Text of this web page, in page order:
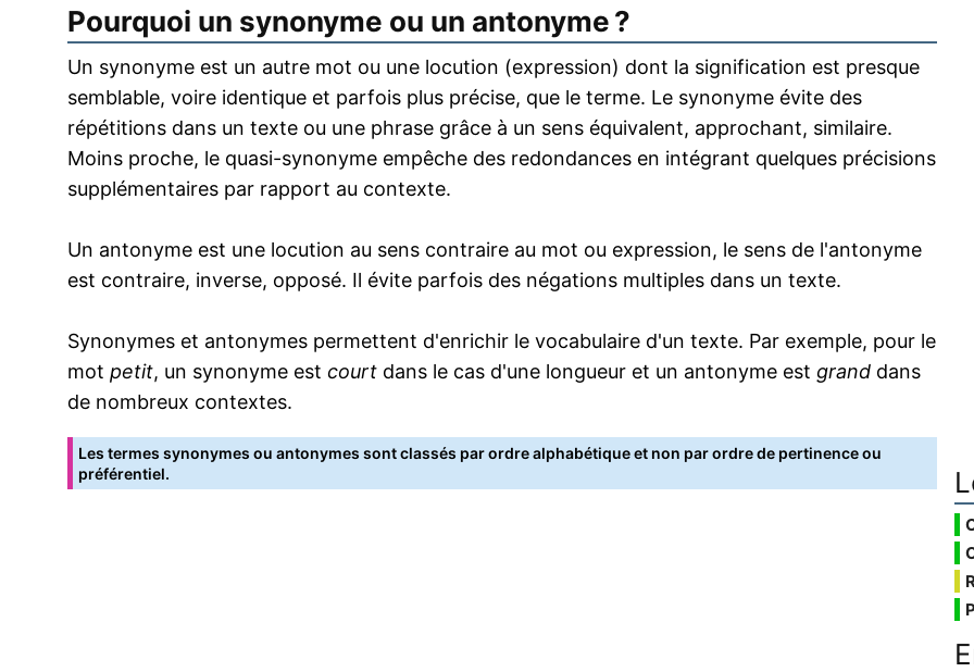
Pourquoi un synonyme ou un antonyme ?
Un synonyme est un autre mot ou une locution (expression) dont la signification est presque
semblable, voire identique et parfois plus précise, que le terme. Le synonyme évite des
répétitions dans un texte ou une phrase grâce à un sens équivalent, approchant, similaire.
Moins proche, le quasi-synonyme empêche des redondances en intégrant quelques précisions
supplémentaires par rapport au contexte.
Un antonyme est une locution au sens contraire au mot ou expression, le sens de l'antonyme
est contraire, inverse, opposé. Il évite parfois des négations multiples dans un texte.
Synonymes et antonymes permettent d'enrichir le vocabulaire d'un texte. Par exemple, pour le
mot petit, un synonyme est court dans le cas d'une longueur et un antonyme est grand dans
de nombreux contextes.
Les termes synonymes ou antonymes sont classés par ordre alphabétique et non par ordre de pertinence ou
préférentiel.